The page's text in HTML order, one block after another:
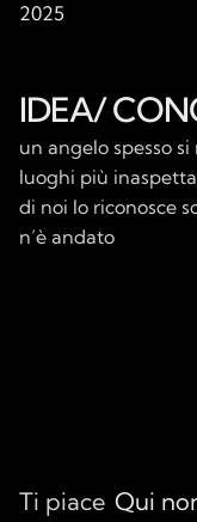
2025
IDEA/
un angelo spesso
luoghi più
di noi lo riconosce
n’è andato
Ti piace Qui